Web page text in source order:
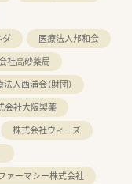
ダ
医療法人邦和会
社高砂薬局
法人西浦会（財団）
会社大阪製薬
株式会社ウィーズ
ァーマシー株式会社